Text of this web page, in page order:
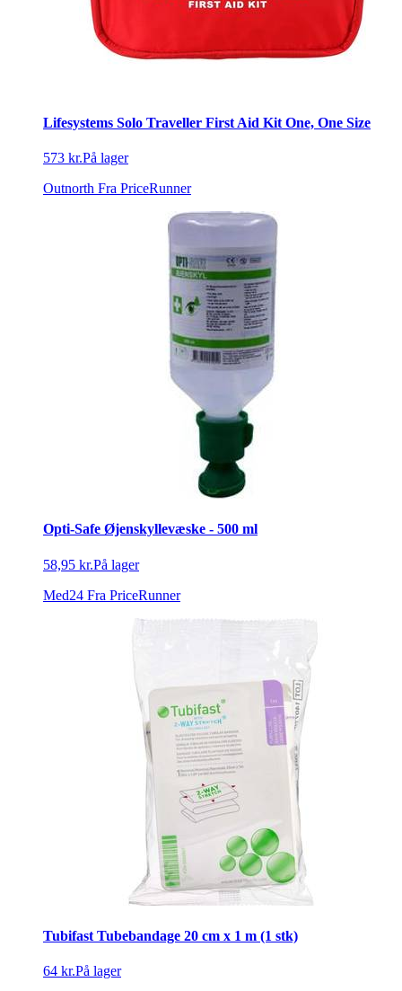
Lifesystems Solo Traveller First Aid Kit One, One Size
573 kr.På lager
Outnorth Fra PriceRunner
Opti-Safe Øjenskyllevæske - 500 ml
58,95 kr.På lager
Med24 Fra PriceRunner
Tubifast Tubebandage 20 cm x 1 m (1 stk)
64 kr.På lager